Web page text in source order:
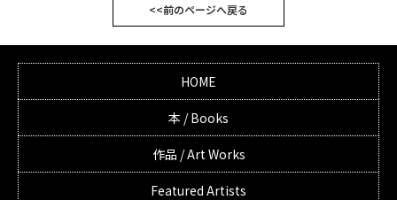
<<前のページへ戻る
HOME
本 / Books
作品 / Art Works
Featured Artists